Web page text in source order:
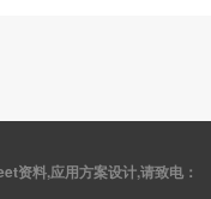
资料,应用方案设计,请致电：